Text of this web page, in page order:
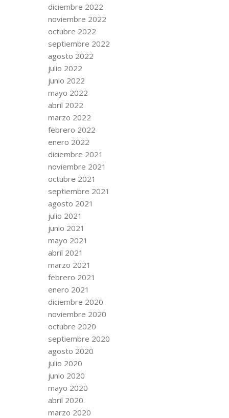
diciembre 2022
noviembre 2022
octubre 2022
septiembre 2022
agosto 2022
julio 2022
junio 2022
mayo 2022
abril 2022
marzo 2022
febrero 2022
enero 2022
diciembre 2021
noviembre 2021
octubre 2021
septiembre 2021
agosto 2021
julio 2021
junio 2021
mayo 2021
abril 2021
marzo 2021
febrero 2021
enero 2021
diciembre 2020
noviembre 2020
octubre 2020
septiembre 2020
agosto 2020
julio 2020
junio 2020
mayo 2020
abril 2020
marzo 2020